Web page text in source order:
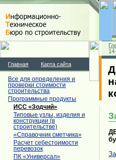
Главная Карта сайта
Все для определения и
проверки стоимости
строительства
Программные продукты
ИСС «Зодчий»
Типовые узлы, изделия и
конструкции (в
строительстве)
«Справочник сметчика»
Расчет себестоимости
перевозок
ПК «Универсал»